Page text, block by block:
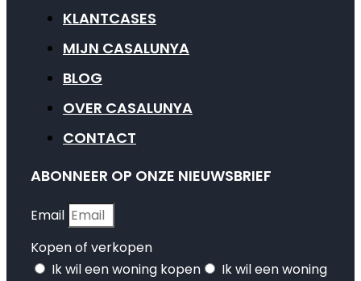
KLANTCASES
MIJN CASALUNYA
BLOG
OVER CASALUNYA
CONTACT
ABONNEER OP ONZE NIEUWSBRIEF
Email
Kopen of verkopen
Ik wil een woning kopen
Ik wil een woning